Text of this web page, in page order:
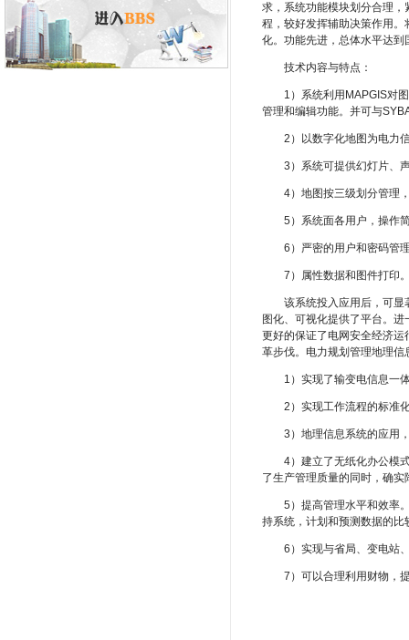
求，系统功能模块划分合理
程，较好发挥辅助决策作用
化。功能先进，总体水平达到
技术内容与特点：
1）系统利用MAPGIS对图
管理和编辑功能。并可与
2）以数字化地图为电力信
3）系统可提供幻灯片、声
4）地图按三级划分管理，
5）系统面各用户，操作简
6）严密的用户和密码管理
7）属性数据和图件打印
该系统投入应用后，可显著
图化、可视化提供了平台。
更好的保证了电网安全经济
革步伐。电力规划管理地理
1）实现了输变电信息一体
2）实现工作流程的标准化
3）地理信息系统的应用，
4）建立了无纸化办公模式
了生产管理质量的同时，确实
5）提高管理水平和效率。
持系统，计划和预测数据的
6）实现与省局、变电站、
7）可以合理利用财物，提